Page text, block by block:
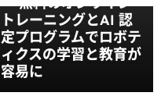
トレーニングとAI 認
定プログラムでロボテ
ィクスの学習と教育が
容易に